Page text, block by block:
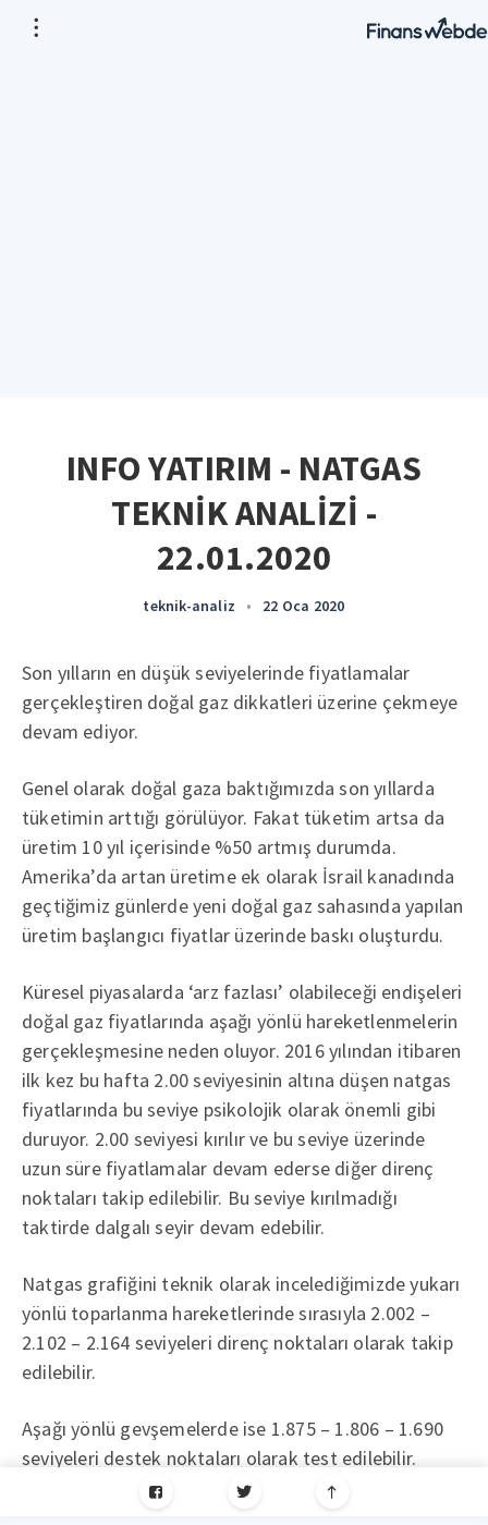
INFO YATIRIM - NATGAS
TEKNİK ANALİZİ -
22.01.2020
teknik-analiz • 22 Oca 2020
Son yılların en düşük seviyelerinde fiyatlamalar
gerçekleştiren doğal gaz dikkatleri üzerine çekmeye
devam ediyor.
Genel olarak doğal gaza baktığımızda son yıllarda
tüketimin arttığı görülüyor. Fakat tüketim artsa da
üretim 10 yıl içerisinde %50 artmış durumda.
Amerika’da artan üretime ek olarak İsrail kanadında
geçtiğimiz günlerde yeni doğal gaz sahasında yapılan
üretim başlangıcı fiyatlar üzerinde baskı oluşturdu.
Küresel piyasalarda ‘arz fazlası’ olabileceği endişeleri
doğal gaz fiyatlarında aşağı yönlü hareketlenmelerin
gerçekleşmesine neden oluyor. 2016 yılından itibaren
ilk kez bu hafta 2.00 seviyesinin altına düşen natgas
fiyatlarında bu seviye psikolojik olarak önemli gibi
duruyor. 2.00 seviyesi kırılır ve bu seviye üzerinde
uzun süre fiyatlamalar devam ederse diğer direnç
noktaları takip edilebilir. Bu seviye kırılmadığı
taktirde dalgalı seyir devam edebilir.
Natgas grafiğini teknik olarak incelediğimizde yukarı
yönlü toparlanma hareketlerinde sırasıyla 2.002 –
2.102 – 2.164 seviyeleri direnç noktaları olarak takip
edilebilir.
Aşağı yönlü gevşemelerde ise 1.875 – 1.806 – 1.690
seviyeleri destek noktaları olarak test edilebilir.